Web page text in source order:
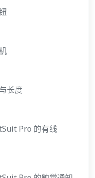
长度
Pro 的有线